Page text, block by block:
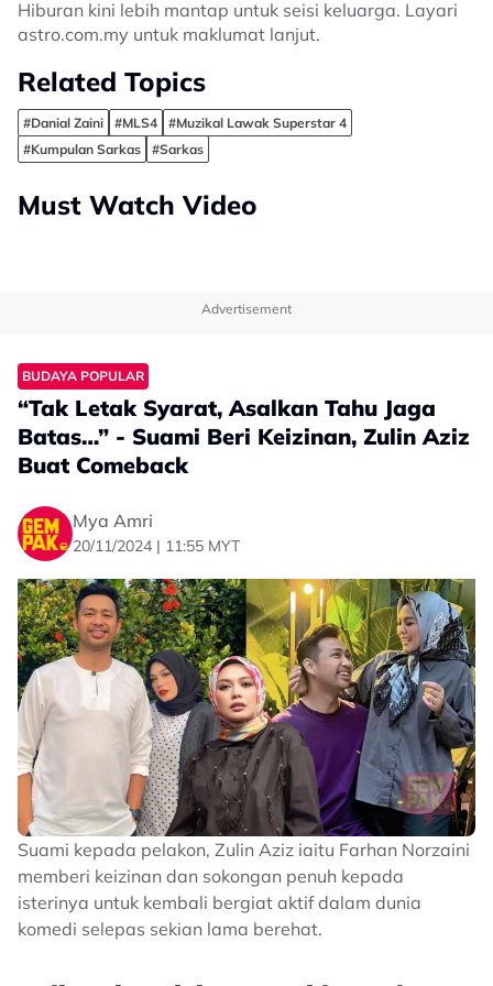
Hiburan kini lebih mantap untuk seisi keluarga. Layari
astro.com.my untuk maklumat lanjut.
Related Topics
#Danial Zaini #MLS4
#Muzikal Lawak Superstar 4
#Kumpulan Sarkas
#Sarkas
Must Watch Video
Advertisement
BUDAYA POPULAR
“Tak Letak Syarat, Asalkan Tahu Jaga
Batas…” - Suami Beri Keizinan, Zulin Aziz
Buat Comeback
Mya Amri
20/11/2024 | 11:55 MYT
Suami kepada pelakon, Zulin Aziz iaitu Farhan Norzaini
memberi keizinan dan sokongan penuh kepada
isterinya untuk kembali bergiat aktif dalam dunia
komedi selepas sekian lama berehat.